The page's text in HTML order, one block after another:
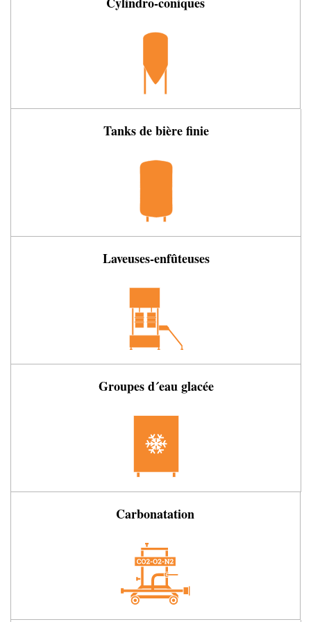
Tanks de bière finie
Laveuses-enfûteuses
Groupes d´eau glacée
Carbonatation